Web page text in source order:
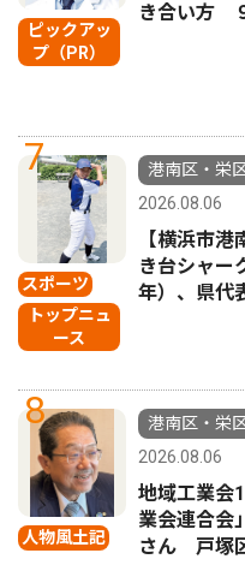
ピックアッ
プ（PR）
き合い方
7
スポーツ
トップニュ
ース
港南区・栄
2026.08.06
【横浜市
き台シャー
年）、県代
8
人物風土記
港南区・栄
2026.08.06
地域工業会
業会連合会
さん 戸塚